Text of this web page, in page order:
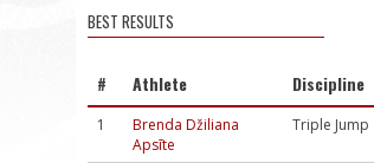
BEST RESULTS
# Athlete Discipline
1
Brenda Džiliana
Apsīte
Triple Jump